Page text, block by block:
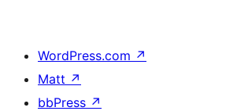
WordPress.com ↗
Matt ↗
bbPress ↗